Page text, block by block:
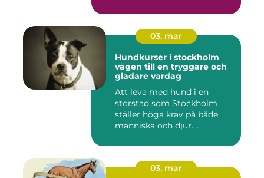
03. mar
Hundkurser i stockholm
vägen till en tryggare och
gladare vardag
Att leva med hund i en
storstad som Stockholm
ställer höga krav på både
människa och djur.
03. mar